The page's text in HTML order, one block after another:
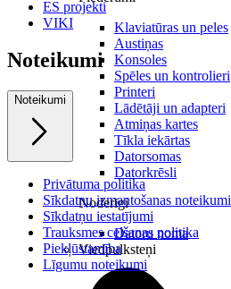
Klaviatūras un peles
Austiņas
Konsoles
Spēles un kontrolieri
Printeri
Lādētāji un adapteri
Atmiņas kartes
Tīkla iekārtas
Datorsomas
Datorkrēsli
Noderīgi
Datoru noma
Viedpulksteņi
ES projekti
VIKI
Noteikumi
Noteikumi
Privātuma politika
Sīkdatņu izmantošanas noteikumi
Sīkdatņu iestatījumi
Trauksmes celšanas politika
Piekļūstamība
Līgumu noteikumi